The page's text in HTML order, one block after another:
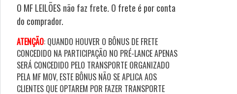
O MF LEILÕES não faz frete. O frete é por conta
do comprador.
ATENÇÃO: QUANDO HOUVER O BÔNUS DE FRETE
CONCEDIDO NA PARTICIPAÇÃO NO PRÉ-LANCE APENAS
SERÁ CONCEDIDO PELO TRANSPORTE ORGANIZADO
PELA MF MOV, ESTE BÔNUS NÃO SE APLICA AOS
CLIENTES QUE OPTAREM POR FAZER TRANSPORTE